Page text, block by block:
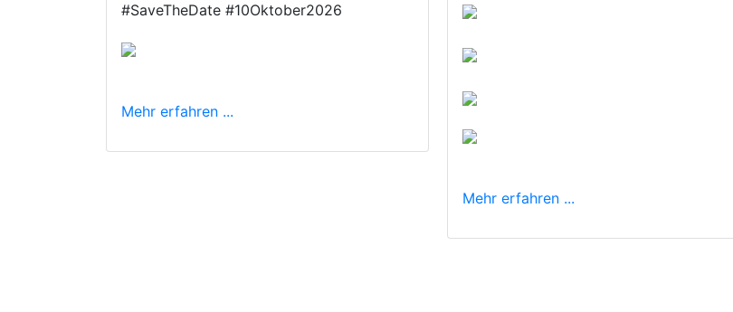
#SaveTheDate #10Oktober2026
Mehr erfahren ...
Mehr erfahren ...